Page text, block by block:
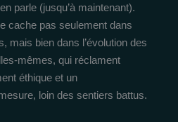
parle (jusqu’à maintenant).
cache pas seulement dans
mais bien dans l’évolution des
mêmes, qui réclament
éthique et un
loin des sentiers battus.